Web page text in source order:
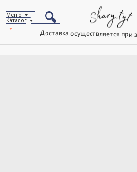
Доставка осуществляется при
Каталог
Меню